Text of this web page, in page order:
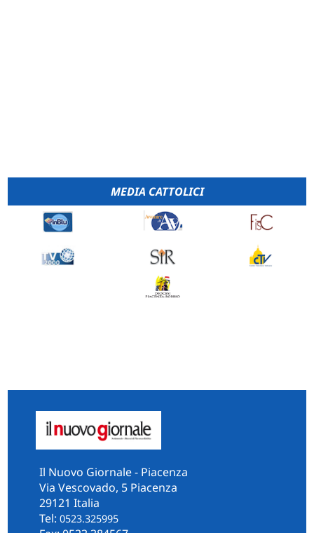
MEDIA CATTOLICI
Il Nuovo Giornale - Piacenza
Via Vescovado, 5 Piacenza
29121 Italia
Tel: 0523.325995